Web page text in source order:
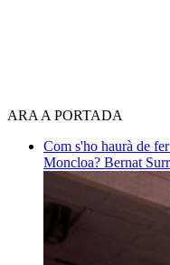
ARA A PORTADA
Com s'ho haurà de
Moncloa? Bernat